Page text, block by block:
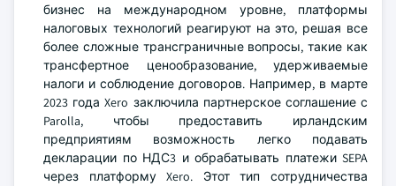
бизнес на международном уровне, платформы
налоговых технологий реагируют на это, решая все
более сложные трансграничные вопросы, такие как
трансфертное ценообразование, удерживаемые
налоги и соблюдение договоров. Например, в марте
2023 года Xero заключила партнерское соглашение с
Parolla, чтобы предоставить ирландским
предприятиям возможность легко подавать
декларации по НДС3 и обрабатывать платежи SEPA
через платформу Xero. Этот тип сотрудничества